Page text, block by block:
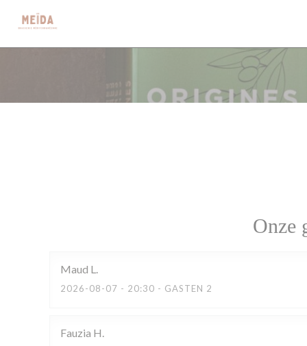
Cookies beheer paneel
Onze
Maud L
2026-08-07 - 20:30 - GASTEN 2
Fauzia H